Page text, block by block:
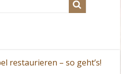
restaurieren – so geht’s!